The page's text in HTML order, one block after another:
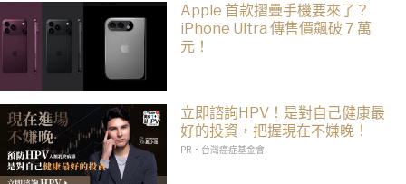
Apple 首款摺疊手機要來了？
iPhone Ultra 傳售價飆破 7 萬
元！
立即諮詢HPV！是對自己健康最
好的投資，把握現在不嫌晚！
PR・台灣癌症基金會